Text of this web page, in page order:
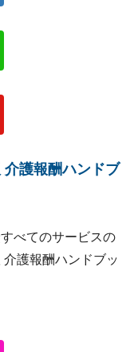
介護報酬ハンドブ
べてのサービスの
護報酬ハンドブッ